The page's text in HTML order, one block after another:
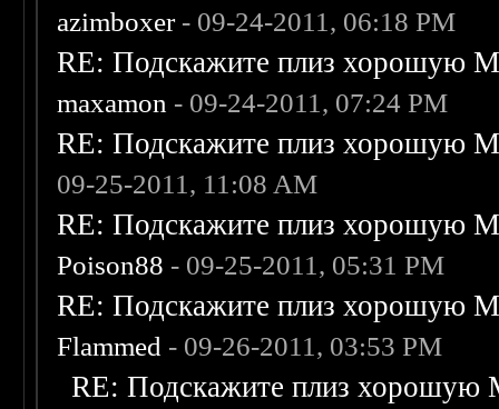
azimboxer- 09-24-2011, 06:18 PM
RE: Подскажите плиз хорошую
maxamon - 09-24-2011, 07:24 PM
RE: Подскажите плиз хорошую
09-25-2011, 11:08 AM
RE: Подскажите плиз хорошую
Poison88 - 09-25-2011, 05:31 PM
RE: Подскажите плиз хорошую
Flammed - 09-26-2011, 03:53 PM
RE: Подскажите плиз хорошую